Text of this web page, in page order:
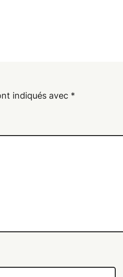
indiqués avec *